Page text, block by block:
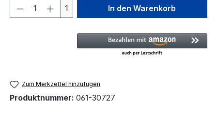
Produkt Anzahl: Gib den
1 In den Warenkorb
Zum Merkzettel hinzufügen
Produktnummer: 061-30727